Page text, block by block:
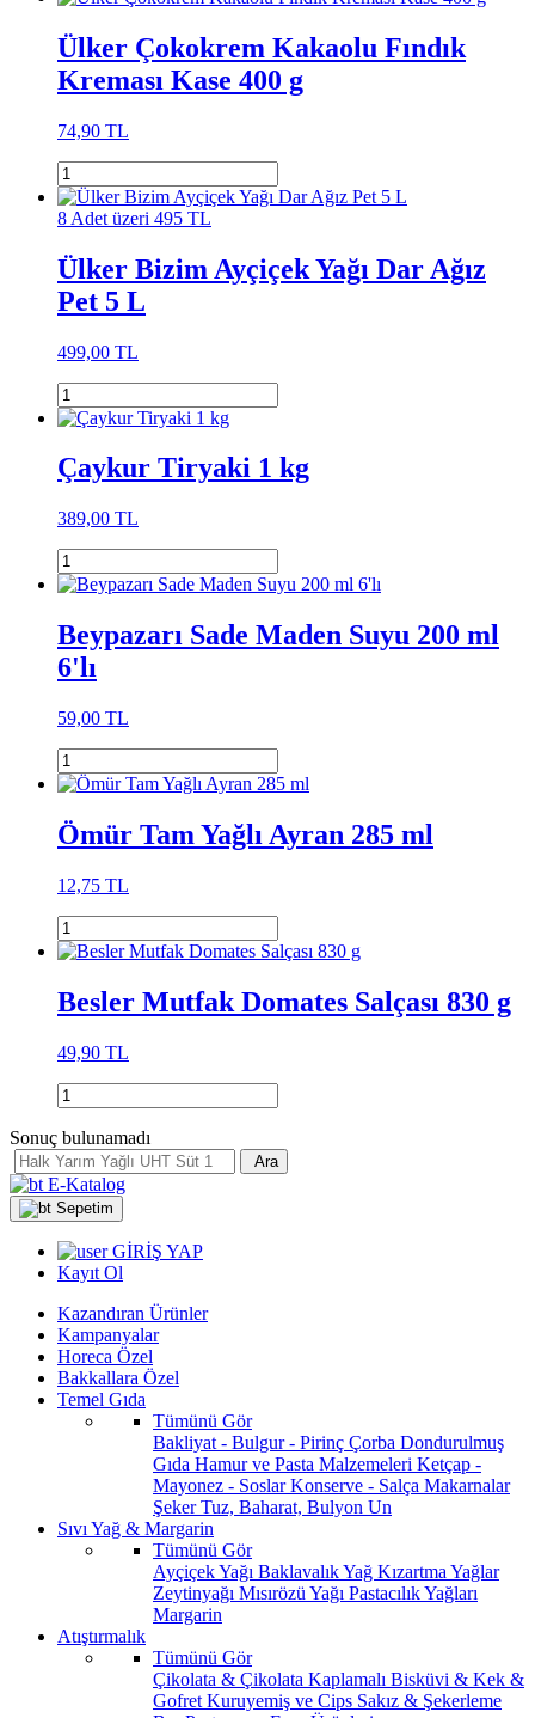
Ülker Çokokrem Kakaolu Fındık
Kreması Kase 400 g
74,90 TL
8 Adet üzeri 495 TL
Ülker Bizim Ayçiçek Yağı Dar Ağız
Pet 5 L
499,00 TL
Çaykur Tiryaki 1 kg
389,00 TL
Beypazarı Sade Maden Suyu 200 ml
6'lı
59,00 TL
Ömür Tam Yağlı Ayran 285 ml
12,75 TL
Besler Mutfak Domates Salçası 830 g
49,90 TL
Sonuç bulunamadı
Ara
E-Katalog
Sepetim
GİRİŞ YAP
Kayıt Ol
Kazandıran Ürünler
Kampanyalar
Horeca Özel
Bakkallara Özel
Temel Gıda
Tümünü Gör
Bakliyat - Bulgur - Pirinç Çorba Dondurulmuş
Gıda Hamur ve Pasta Malzemeleri Ketçap -
Mayonez - SoslarKonserve - Salça Makarnalar
ŞekerTuz, Baharat, Bulyon Un
Sıvı Yağ & Margarin
Tümünü Gör
Ayçiçek Yağı Baklavalık Yağ Kızartma Yağlar
Zeytinyağı Mısırözü Yağı Pastacılık Yağları
Margarin
Atıştırmalık
Tümünü Gör
Çikolata & Çikolata Kaplamalı Bisküvi & Kek &
Gofret Kuruyemiş ve Cips Sakız & Şekerleme